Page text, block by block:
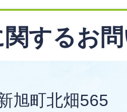
するお
旭町北畑565